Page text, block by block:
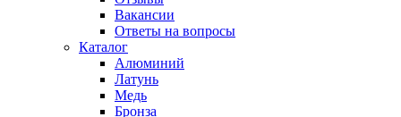
Вакансии
Ответы на вопросы
Каталог
Алюминий
Латунь
Медь
Бронза